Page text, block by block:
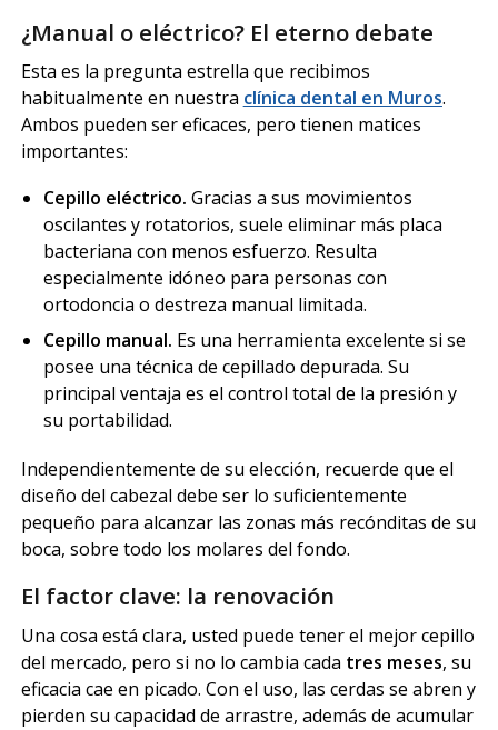
¿Manual o eléctrico? El eterno debate
Esta es la pregunta estrella que recibimos
habitualmente en nuestra clínica dental en Muros.
Ambos pueden ser eficaces, pero tienen matices
importantes:
Cepillo eléctrico. Gracias a sus movimientos
oscilantes y rotatorios, suele eliminar más placa
bacteriana con menos esfuerzo. Resulta
especialmente idóneo para personas con
ortodoncia o destreza manual limitada.
Cepillo manual. Es una herramienta excelente si se
posee una técnica de cepillado depurada. Su
principal ventaja es el control total de la presión y
su portabilidad.
Independientemente de su elección, recuerde que el
diseño del cabezal debe ser lo suficientemente
pequeño para alcanzar las zonas más recónditas de su
boca, sobre todo los molares del fondo.
El factor clave: la renovación
Una cosa está clara, usted puede tener el mejor cepillo
del mercado, pero si no lo cambia cada tres meses, su
eficacia cae en picado. Con el uso, las cerdas se abren y
pierden su capacidad de arrastre, además de acumular